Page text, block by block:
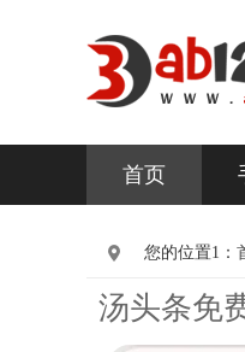
首页
您的位置1：
汤头条免